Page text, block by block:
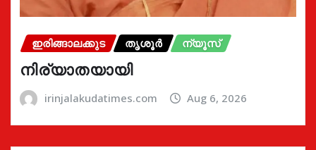
ഇരിങ്ങാലക്കുട തൃശൂർ ന്യൂസ്
നിര്യാതയായി
irinjalakudatimes.com Aug 6, 2026